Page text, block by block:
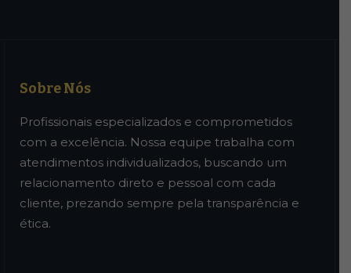
Sobre Nós
Profissionais especializados e comprometidos
com a excelência. Nossa equipe trabalha com
atendimentos individualizados, buscando um
relacionamento direto e pessoal com cada
cliente, prezando sempre pela transparência e
ética.